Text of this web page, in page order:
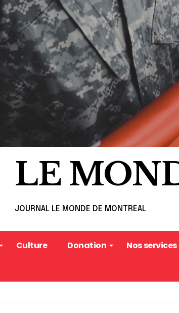
LE
JOURNAL LE MONDE DE MONTREAL
Culture Donation Nos services